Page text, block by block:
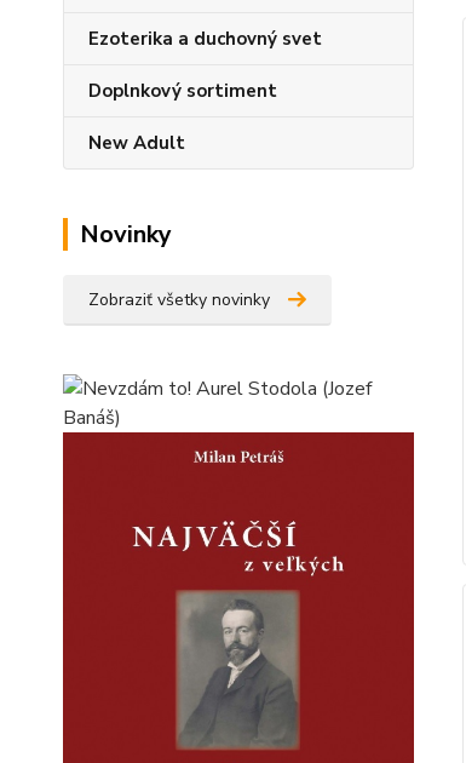
Ezoterika a duchovný svet
Doplnkový sortiment
New Adult
Novinky
Zobraziť všetky novinky